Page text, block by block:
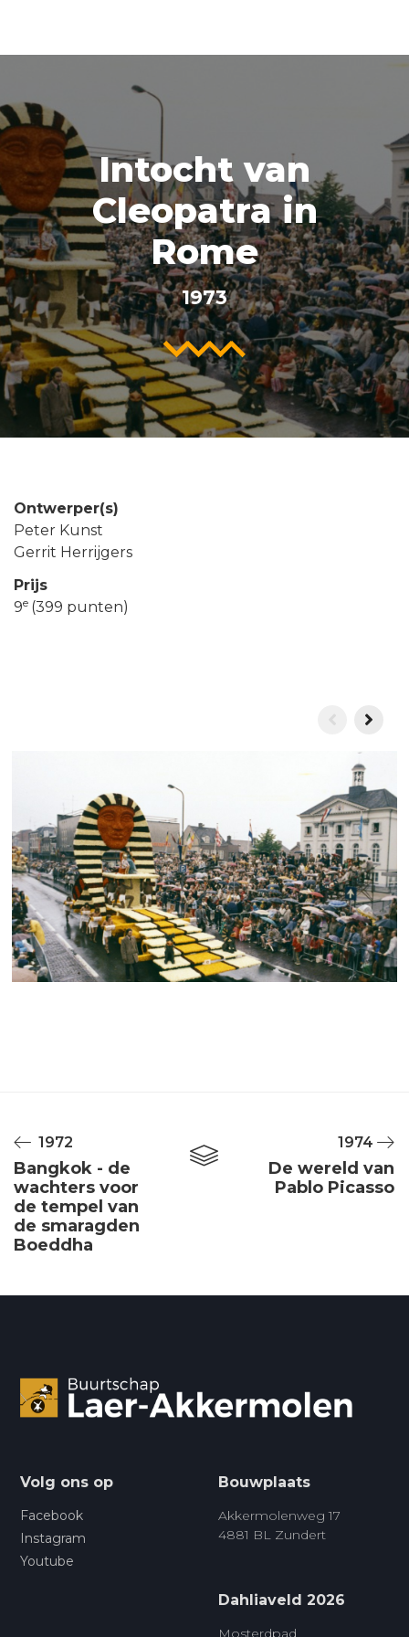
Intocht van
Cleopatra in
Rome
1973
Ontwerper(s)
Peter Kunst
Gerrit Herrijgers
Prijs
9e (399 punten)
1972
Bangkok - de
wachters voor
de tempel van
de smaragden
Boeddha
1974
De wereld van
Pablo Picasso
Volg ons op
Facebook
Instagram
Youtube
Bouwplaats
Akkermolenweg 17
4881 BL Zundert
Dahliaveld 2026
Mosterdpad